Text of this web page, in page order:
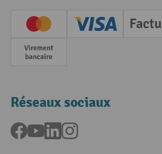
Creditcard (Master)
Creditcard
Paiement anticipé
Réseaux sociaux
Facebook
YouTubeLinkedInInstagram